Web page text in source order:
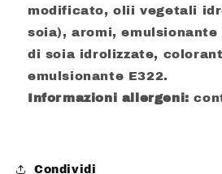
modificato, olii vegetali
soia), aromi, emulsionante
di soia idrolizzate,
emulsionante E322.
Informazioni allergeni:
Condividi